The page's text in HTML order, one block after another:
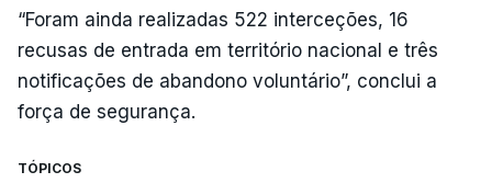
“Foram ainda realizadas 522 interceções, 16
recusas de entrada em território nacional e três
notificações de abandono voluntário”, conclui a
força de segurança.
TÓPICOS